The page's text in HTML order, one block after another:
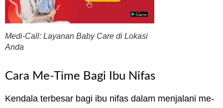
Medi-Call: Layanan Baby Care di Lokasi
Anda
Cara Me-Time Bagi Ibu Nifas
Kendala terbesar bagi ibu nifas dalam menjalani me-